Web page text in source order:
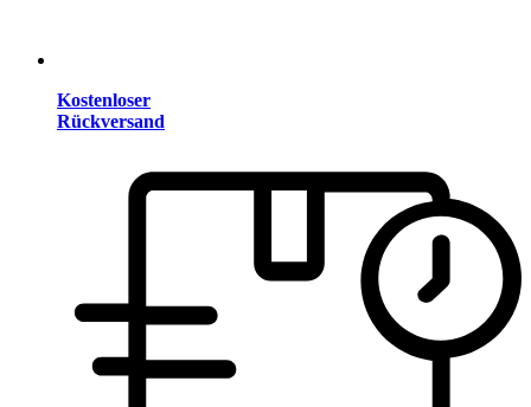
Kostenloser
Rückversand